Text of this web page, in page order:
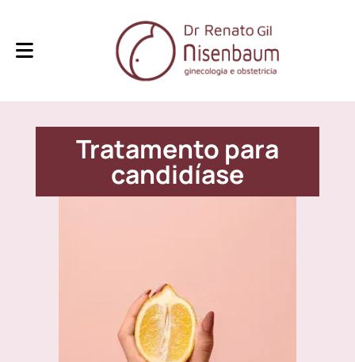
Tratamento para
candidíase